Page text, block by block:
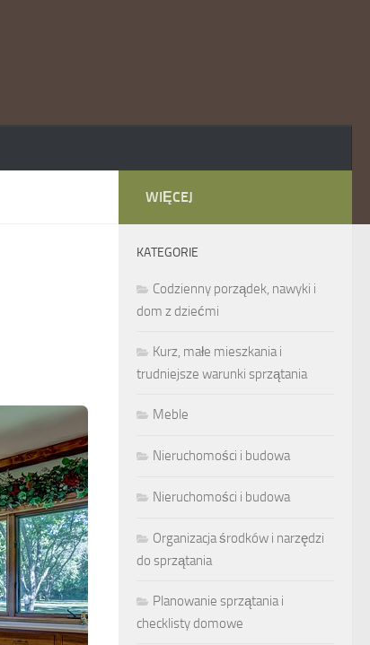
WIĘCEJ
KATEGORIE
Codzienny porządek, nawyki i
dom z dziećmi
Kurz, małe mieszkania i
trudniejsze warunki sprzątania
Meble
Nieruchomości i budowa
Nieruchomości i budowa
Organizacja środków i narzędzi
do sprzątania
Planowanie sprzątania i
checklisty domowe